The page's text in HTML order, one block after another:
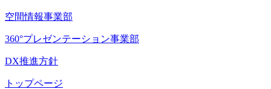
空間情報事業部
360°プレゼンテーション事業部
DX推進方針
トップページ